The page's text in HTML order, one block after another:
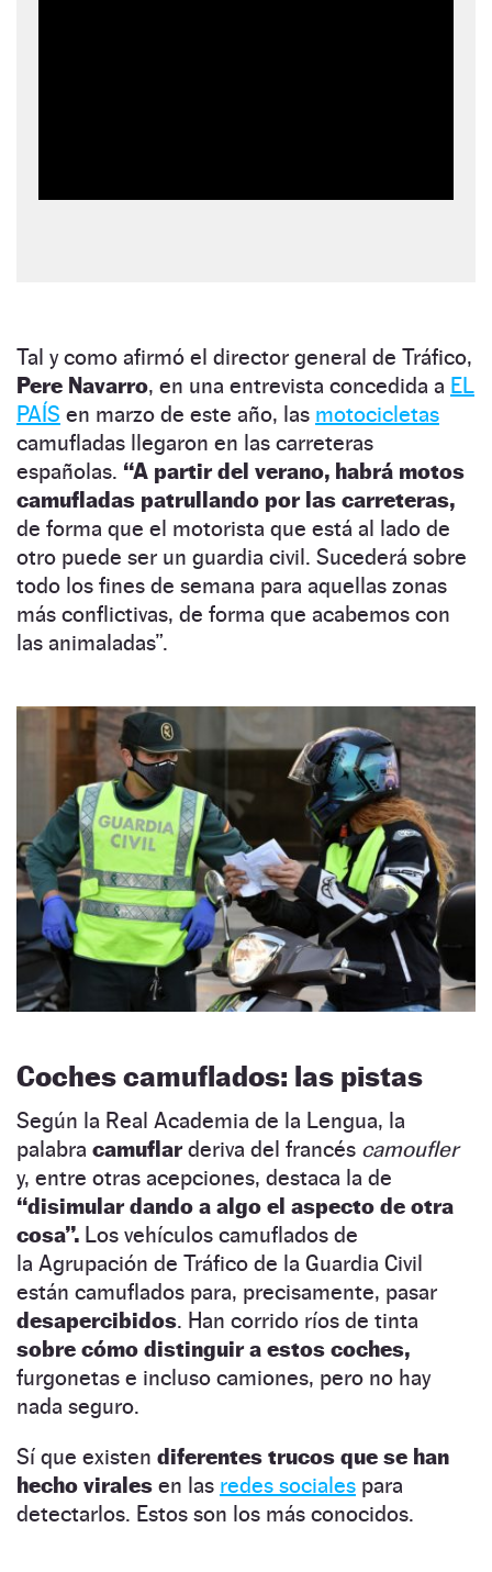
Tal y como afirmó el director general de Tráfico,
Pere Navarro, en una entrevista concedida a EL
PAÍS en marzo de este año, las motocicletas
camufladas llegaron en las carreteras
españolas. “A partir del verano, habrá motos
camufladas patrullando por las carreteras,
de forma que el motorista que está al lado de
otro puede ser un guardia civil. Sucederá sobre
todo los fines de semana para aquellas zonas
más conflictivas, de forma que acabemos con
las animaladas”.
Coches camuflados: las pistas
Según la Real Academia de la Lengua, la
palabra camuflarderiva del francés camoufler
y, entre otras acepciones, destaca la de
“disimular dando a algo el aspecto de otra
cosa”. Los vehículos camuflados de
la Agrupación de Tráfico de la Guardia Civil
están camuflados para, precisamente, pasar
desapercibidos. Han corrido ríos de tinta
sobre cómo distinguir a estos coches,
furgonetas e incluso camiones, pero no hay
nada seguro.
Sí que existen diferentes trucos que se han
hecho virales en las redes sociales para
detectarlos. Estos son los más conocidos.